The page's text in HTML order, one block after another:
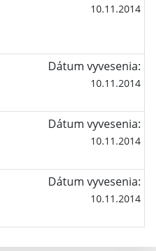
10.11.2014
Dátum vyvesenia:
10.11.2014
Dátum vyvesenia:
10.11.2014
Dátum vyvesenia:
10.11.2014